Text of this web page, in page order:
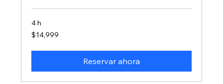
4 h
14,999
pesos
$14,999
Reservar ahora